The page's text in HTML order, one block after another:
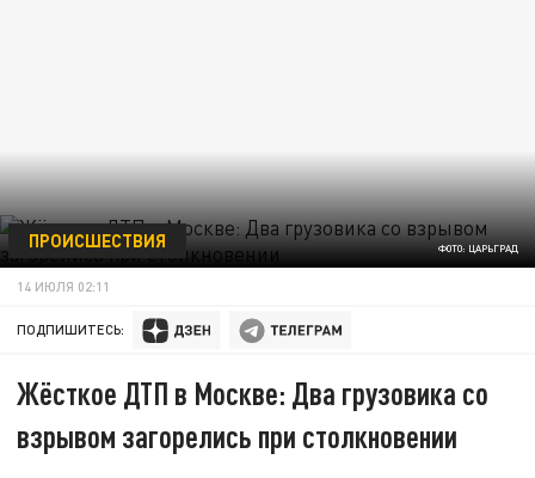
ФОТО: ЦАРЬГРАД
ПРОИСШЕСТВИЯ
14 ИЮЛЯ 02:11
ПОДПИШИТЕСЬ:
Жёсткое ДТП в Москве: Два грузовика со
взрывом загорелись при столкновении